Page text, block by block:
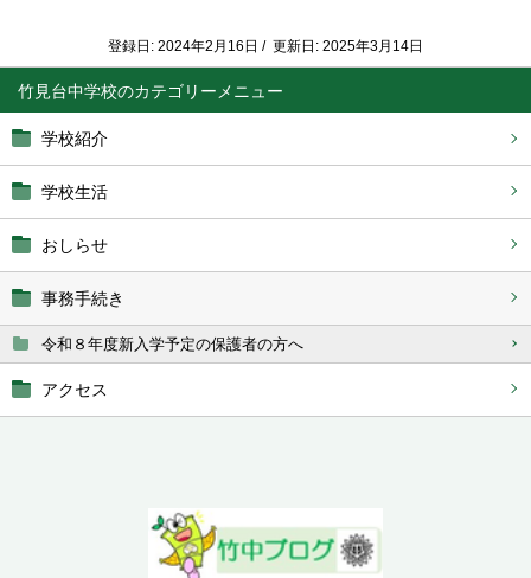
竹見台中学校
学校紹介
学校生活
おしらせ
事務手続き
令和８年度新入学予定の保護者の方へ
アクセス
登録日: 2024年2月16日 / 更新日: 2025年3月14日